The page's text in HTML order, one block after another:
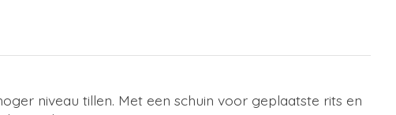
niveau tillen. Met een schuin voor geplaatste rits en